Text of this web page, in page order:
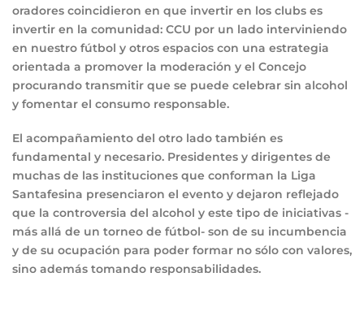
oradores coincidieron en que invertir en los clubs es
invertir en la comunidad: CCU por un lado interviniendo
en nuestro fútbol y otros espacios con una estrategia
orientada a promover la moderación y el Concejo
procurando transmitir que se puede celebrar sin alcohol
y fomentar el consumo responsable.
El acompañamiento del otro lado también es
fundamental y necesario. Presidentes y dirigentes de
muchas de las instituciones que conforman la Liga
Santafesina presenciaron el evento y dejaron reflejado
que la controversia del alcohol y este tipo de iniciativas -
más allá de un torneo de fútbol- son de su incumbencia
y de su ocupación para poder formar no sólo con valores,
sino además tomando responsabilidades.